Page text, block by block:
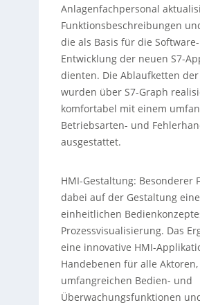
Anlagenfachpersonal
Funktionsbeschreibungen
die als Basis für die Software-
Entwicklung der neuen S7-
dienten. Die Ablaufketten
wurden über S7-Graph
komfortabel mit einem
Betriebsarten- und
ausgestattet.
HMI-Gestaltung: Besonderer
dabei auf der Gestaltung
einheitlichen
Prozessvisualisierung. Das
eine innovative HMI-
Handebenen für alle Aktoren,
umfangreichen Bedien- und
Überwachungsfunktionen